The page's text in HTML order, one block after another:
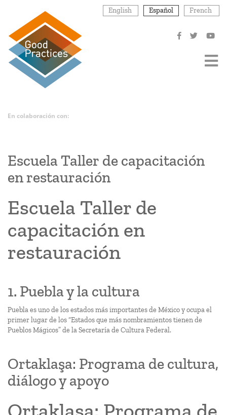
contenido
principal
English Español French
En colaboración con:
Escuela Taller de capacitación
en restauración
Escuela Taller de
capacitación en
restauración
1. Puebla y la cultura
Puebla es uno de los estados más importantes de México y ocupa el
primer lugar de los “Estados que más nombramientos tienen de
Pueblos Mágicos” de la Secretaría de Cultura Federal.
Ortaklaşa: Programa de cultura,
diálogo y apoyo